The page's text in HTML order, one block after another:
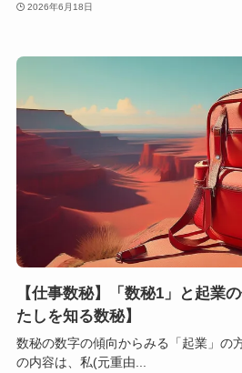
2026年6月18日
【仕事数秘】「数秘1」と起業
たしを知る数秘】
数秘の数字の傾向からみる「起業」の
の内容は、私(元重由...